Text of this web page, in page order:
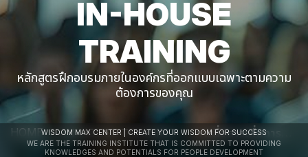
IN-HOUSE
TRAINING
หลักสูตรฝึกอบรมภายในองค์กรที่ออกแบบเฉพาะตามความ
ต้องการของคุณ
HOME IN-HOUSE TRAINING การสื่อสารเพื่อการทำงานเป็นทีมอย่างมีประสิทธิภาพ
WISDOM MAX CENTER | CREATE YOUR WISDOM FOR SUCCESS
WE ARE THE TRAINING INSTITUTE THAT IS COMMITTED TO PROVIDING
KNOWLEDGES AND POTENTIALS FOR PEOPLE DEVELOPMENT